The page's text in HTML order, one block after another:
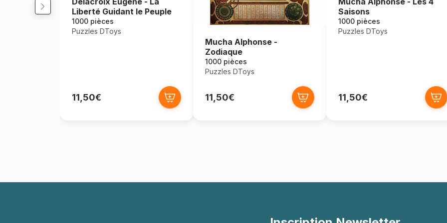
Liberté Guidant le Peuple
1000 pièces
Puzzles DToys
11,50€
Mucha Alphonse -
Zodiaque
1000 pièces
Puzzles DToys
11,50€
Saisons
1000 pièces
Puzzles DToys
11,50€